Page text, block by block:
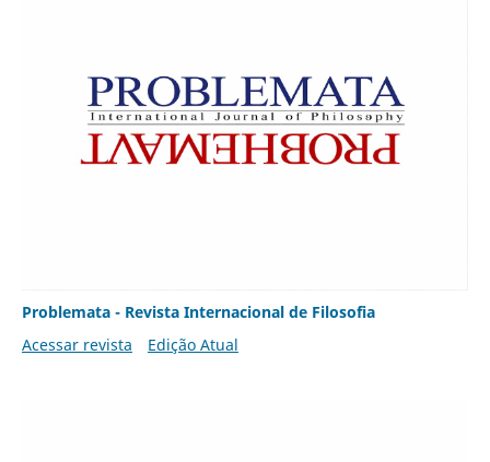
Problemata - Revista Internacional de Filosofia
Acessar revista
Edição Atual